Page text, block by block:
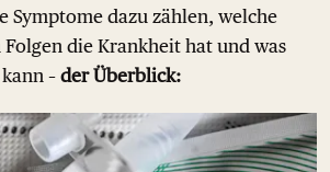
Symptome dazu zählen, welche
die Krankheit hat und was
– der Überblick: